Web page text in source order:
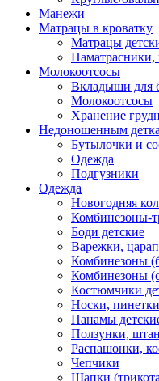
Манежи
Матрацы в кроватку
Матрацы
Наматрасники,
Молокоотсосы
Вкладыши для
Молокоотсосы
Хранение
Недоношенным
Бутылочки и
Одежда
Подгузники
Одежда
Новогодняя
Комбинезоны-
Боди детские
Варежки,
Комбинезоны
Комбинезоны
Костюмчики
Носки, пинетки
Панамы
Ползунки,
Распашонки,
Чепчики
Шапки